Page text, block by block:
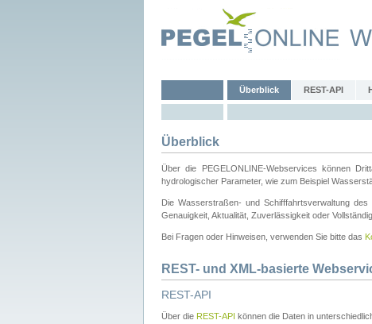
Überblick REST-API
Überblick
Über die PEGELONLINE-Webservices können
hydrologischer Parameter, wie zum Beispiel
Die Wasserstraßen- und Schifffahrtsverwaltung
Genauigkeit, Aktualität, Zuverlässigkeit oder
Bei Fragen oder Hinweisen, verwenden Sie bitte das
REST- und XML-basierte
REST-API
Über die REST-API können die Daten in